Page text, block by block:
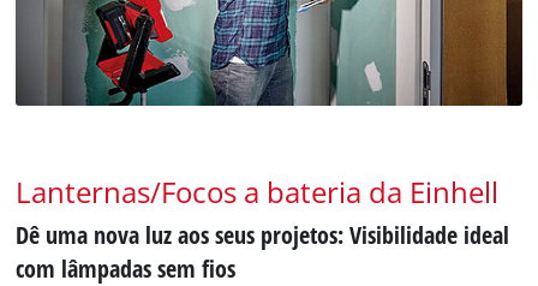
Lanternas/Focos a bateria da Einhell
Dê uma nova luz aos seus projetos: Visibilidade ideal
com lâmpadas sem fios